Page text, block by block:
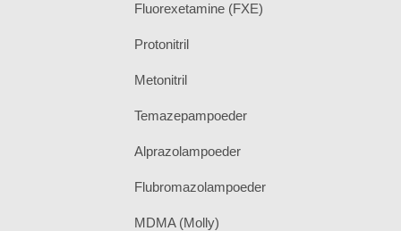
Fluorexetamine (FXE)
Protonitril
Metonitril
Temazepampoeder
Alprazolampoeder
Flubromazolampoeder
MDMA (Molly)